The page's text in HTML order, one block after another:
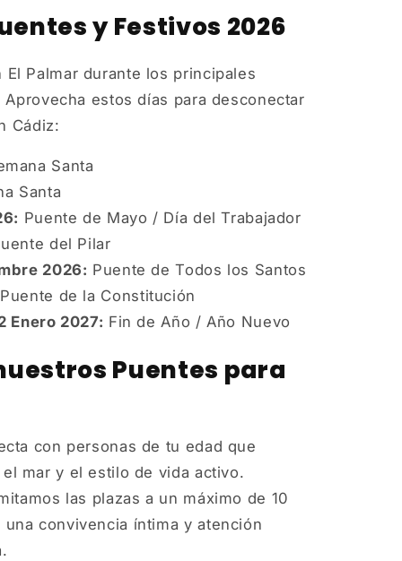
y Festivos 2026
Palmar durante los principales
estos días para desconectar
Cádiz:
Santa
Santa
Puente de Mayo / Día del Trabajador
del Pilar
2026: Puente de Todos los Santos
de la Constitución
Enero 2027: Fin de Año / Año Nuevo
Puentes para
con personas de tu edad que
mar y el estilo de vida activo.
las plazas a un máximo de 10
convivencia íntima y atención